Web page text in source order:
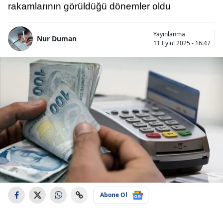
rakamlarının görüldüğü dönemler oldu
Nur Duman
Yayınlanma
11 Eylül 2025 - 16:47
Abone Ol